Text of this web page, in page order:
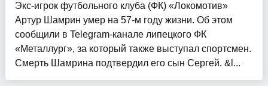
Экс-игрок футбольного клуба (ФК) «Локомотив»
Артур Шамрин умер на 57-м году жизни. Об этом
сообщили в Telegram-канале липецкого ФК
«Металлург», за который также выступал спортсмен.
Смерть Шамрина подтвердил его сын Сергей. &l...